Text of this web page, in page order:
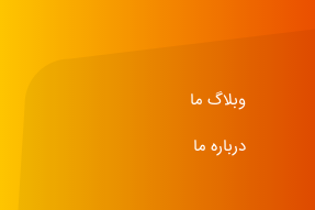
وبلاگ ما
درباره ما